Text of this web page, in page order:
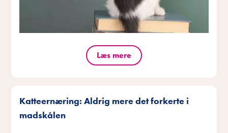
Læs mere
Katteernæring: Aldrig mere det forkerte i
madskålen